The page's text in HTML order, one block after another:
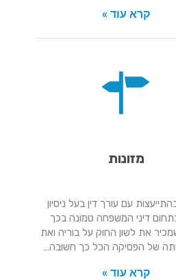
קרא עוד »
מזונות
עם עורך דין בעל ניסיון
בתחום דיני המשפחה טמונה בכך
את לשון החוק על בוריה ואת
של הפסיקה הכל כך חשובה…
קרא עוד »